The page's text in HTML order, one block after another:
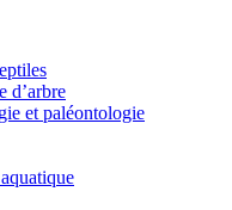
d’arbre
et paléontologie